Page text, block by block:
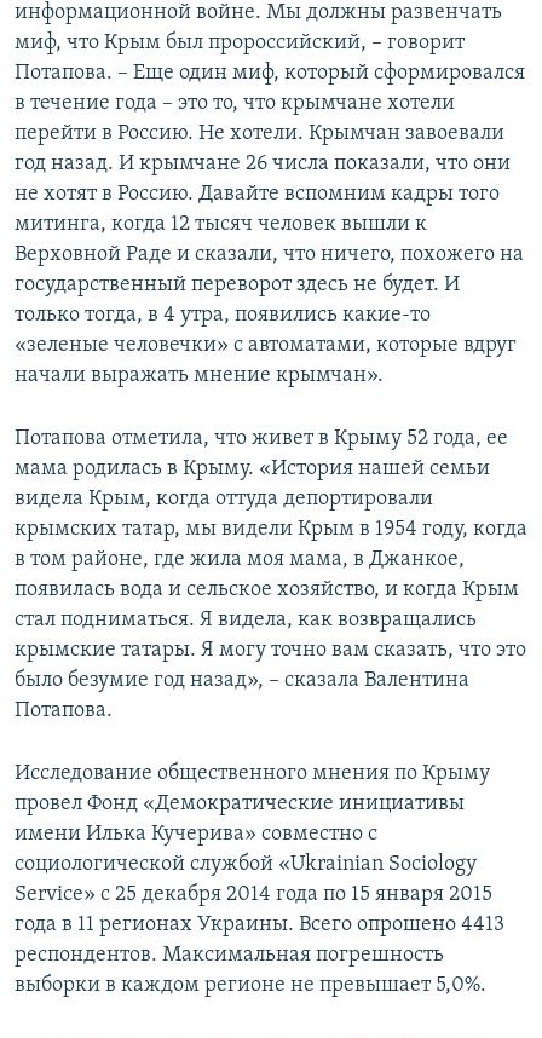
информационной войне. Мы должны развенчать
миф, что Крым был пророссийский, – говорит
Потапова. – Еще один миф, который сформировался
в течение года – это то, что крымчане хотели
перейти в Россию. Не хотели. Крымчан завоевали
год назад. И крымчане 26 числа показали, что они
не хотят в Россию. Давайте вспомним кадры того
митинга, когда 12 тысяч человек вышли к
Верховной Раде и сказали, что ничего, похожего на
государственный переворот здесь не будет. И
только тогда, в 4 утра, появились какие-то
«зеленые человечки» с автоматами, которые вдруг
начали выражать мнение крымчан».
Потапова отметила, что живет в Крыму 52 года, ее
мама родилась в Крыму. «История нашей семьи
видела Крым, когда оттуда депортировали
крымских татар, мы видели Крым в 1954 году, когда
в том районе, где жила моя мама, в Джанкое,
появилась вода и сельское хозяйство, и когда Крым
стал подниматься. Я видела, как возвращались
крымские татары. Я могу точно вам сказать, что это
было безумие год назад», – сказала Валентина
Потапова.
Исследование общественного мнения по Крыму
провел Фонд «Демократические инициативы
имени Илька Кучерива» совместно с
социологической службой «Ukrainian Sociology
Service» с 25 декабря 2014 года по 15 января 2015
года в 11 регионах Украины. Всего опрошено 4413
респондентов. Максимальная погрешность
выборки в каждом регионе не превышает 5,0%.